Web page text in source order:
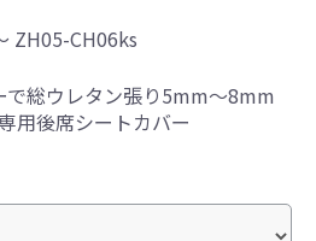
ZH05-CH06ks
で総ウレタン張り5mm～8mm
用後席シートカバー